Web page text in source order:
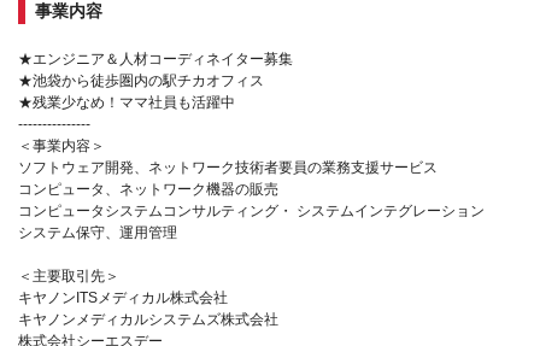
事業内容
★エンジニア＆人材コーディネイター募集
★池袋から徒歩圏内の駅チカオフィス
★残業少なめ！ママ社員も活躍中
---------------
＜事業内容＞
ソフトウェア開発、ネットワーク技術者要員の業務支援サービス
コンピュータ、ネットワーク機器の販売
コンピュータシステムコンサルティング・ システムインテグレーション
システム保守、運用管理
＜主要取引先＞
キヤノンITSメディカル株式会社
キヤノンメディカルシステムズ株式会社
株式会社シーエスデー